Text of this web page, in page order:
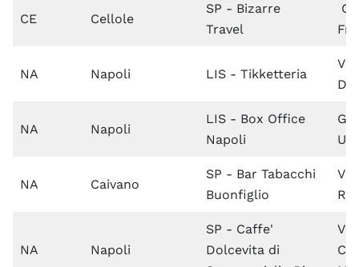
CE Cellole
SP - Bizarre
Travel
NA Napoli LIS - Tikketteria
NA Napoli
LIS - Box Office
Napoli
NA Caivano
SP - Bar Tabacchi
Buonfiglio
NA Napoli
SP - Caffe'
Dolcevita di